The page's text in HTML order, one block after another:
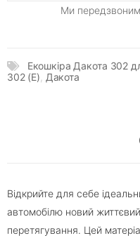
Ми
Екошкіра Дакота 302
302 (Е) Дакота
Відкрийте для себе
автомобілю новий
перетягування. Цей